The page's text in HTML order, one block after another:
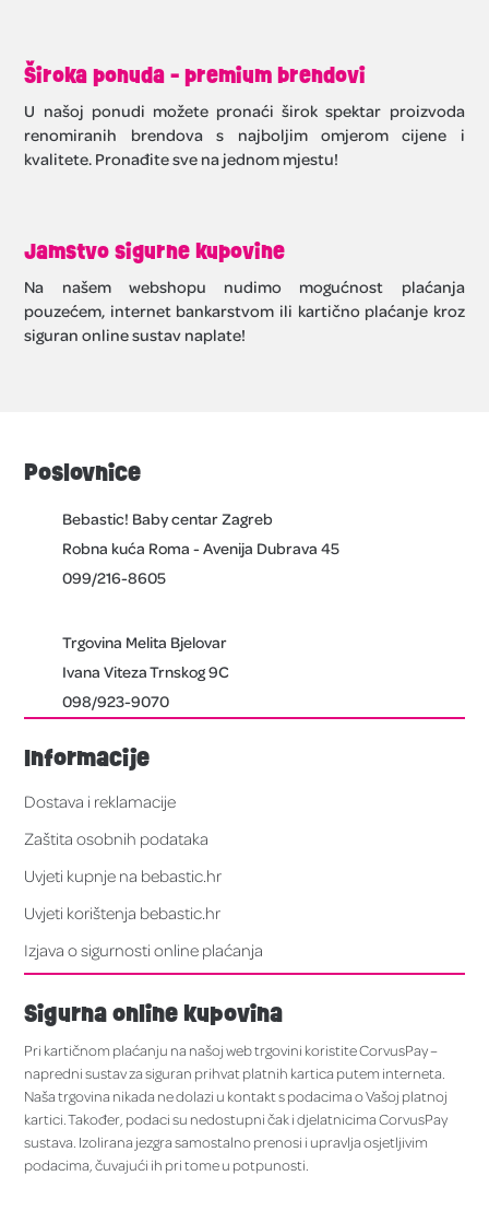
Široka ponuda - premium brendovi
U našoj ponudi možete pronaći širok spektar proizvoda
renomiranih brendova s najboljim omjerom cijene i
kvalitete. Pronađite sve na jednom mjestu!
Jamstvo sigurne kupovine
Na našem webshopu nudimo mogućnost plaćanja
pouzećem, internet bankarstvom ili kartično plaćanje kroz
siguran online sustav naplate!
Poslovnice
Bebastic! Baby centar Zagreb
Robna kuća Roma - Avenija Dubrava 45
099/216-8605
Trgovina Melita Bjelovar
Ivana Viteza Trnskog 9C
098/923-9070
Informacije
Dostava i reklamacije
Zaštita osobnih podataka
Uvjeti kupnje na bebastic.hr
Uvjeti korištenja bebastic.hr
Izjava o sigurnosti online plaćanja
Sigurna online kupovina
Pri kartičnom plaćanju na našoj web trgovini koristite CorvusPay –
napredni sustav za siguran prihvat platnih kartica putem interneta.
Naša trgovina nikada ne dolazi u kontakt s podacima o Vašoj platnoj
kartici. Također, podaci su nedostupni čak i djelatnicima CorvusPay
sustava. Izolirana jezgra samostalno prenosi i upravlja osjetljivim
podacima, čuvajući ih pri tome u potpunosti.